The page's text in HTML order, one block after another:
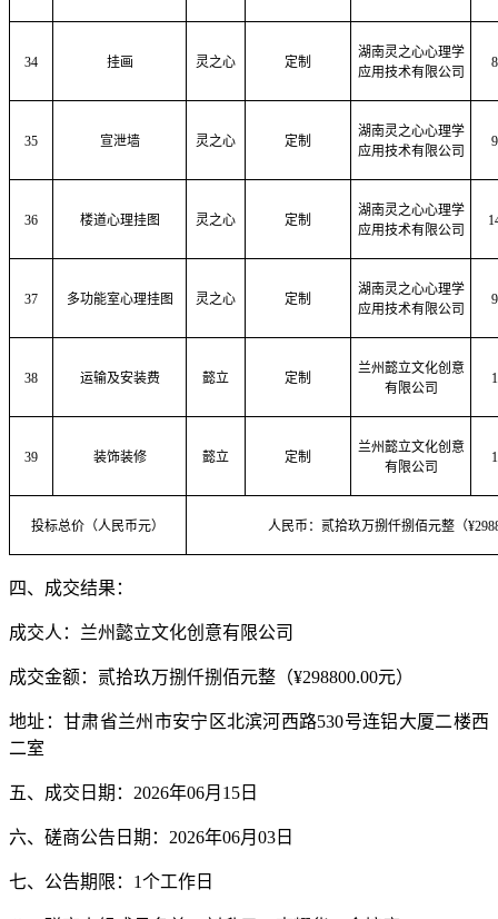
34 挂画 灵之心 定制
湖南灵之心心理学
应用技术有限公司
8
35 宣泄墙 灵之心 定制
湖南灵之心心理学
应用技术有限公司
9
36 楼道心理挂图 灵之心 定制
湖南灵之心心理学
应用技术有限公司
37 多功能室心理挂图 灵之心 定制
湖南灵之心心理学
应用技术有限公司
9
38 运输及安装费 懿立 定制
兰州懿立文化创意
有限公司
1
39 装饰装修 懿立 定制
兰州懿立文化创意
有限公司
1
投标总价（人民币元） 人民币 ： 贰拾玖万捌仟捌佰元整 （¥
四、 成交结果 ：
成交人： 兰州懿立文化创意有限公司
成交金额 ： 贰拾玖万捌仟捌佰元整（¥298800.00元）
地址：甘肃省兰州市安宁区北滨河西路530号连铝大厦二楼西
二室
五、成交日期： 2026年06月 15 日
六、 磋商公告日期： 2026年06月 03 日
七、公告期限： 1个工作日